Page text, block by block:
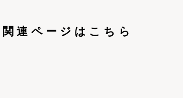
関連ページはこちら